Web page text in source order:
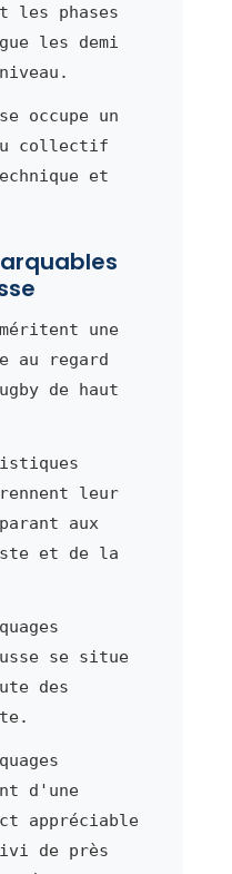
les phases
les demi
occupe un
collectif
et
une
au regard
de haut
leur
aux
et de la
se situe
des
d'une
appréciable
de près